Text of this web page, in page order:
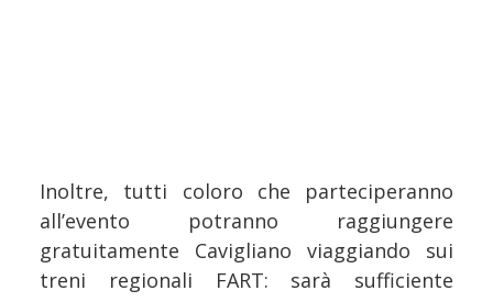
Inoltre, tutti coloro che parteciperanno
all’evento potranno raggiungere
gratuitamente Cavigliano viaggiando sui
treni regionali FART: sarà sufficiente